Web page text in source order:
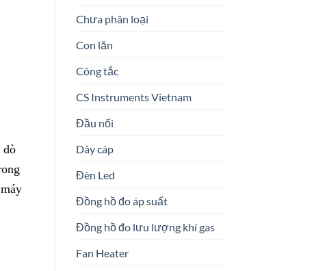
Chưa phân loại
Con lăn
Công tắc
CS Instruments Vietnam
Đầu nối
Dây cáp
Đèn Led
Đồng hồ đo áp suất
Đồng hồ đo lưu lượng khí gas
Fan Heater
dò